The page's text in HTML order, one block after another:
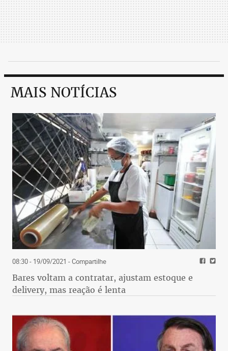
MAIS NOTÍCIAS
08:30 - 19/09/2021 - Compartilhe
Bares voltam a contratar, ajustam estoque e
delivery, mas reação é lenta